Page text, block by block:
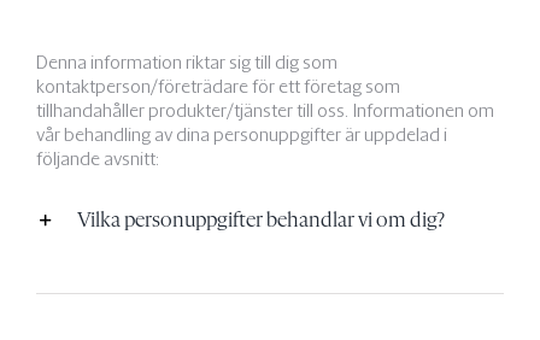
Denna information riktar sig till dig som
kontaktperson/företrädare för ett företag som
tillhandahåller produkter/tjänster till oss. Informationen om
vår behandling av dina personuppgifter är uppdelad i
följande avsnitt:
Vilka personuppgifter behandlar vi om dig?